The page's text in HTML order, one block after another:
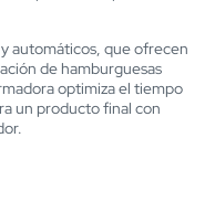
automáticos, que ofrecen
de hamburguesas
optimiza el tiempo
un producto final con